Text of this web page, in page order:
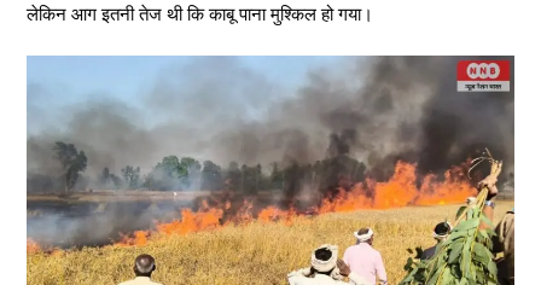
लेकिन आग इतनी तेज थी कि काबू पाना मुश्किल हो गया।